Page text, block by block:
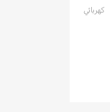
كهربائي